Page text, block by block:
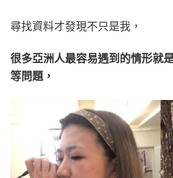
尋找資料才發現不只是我，
很多亞洲人最容易遇到的情形就
等問題，